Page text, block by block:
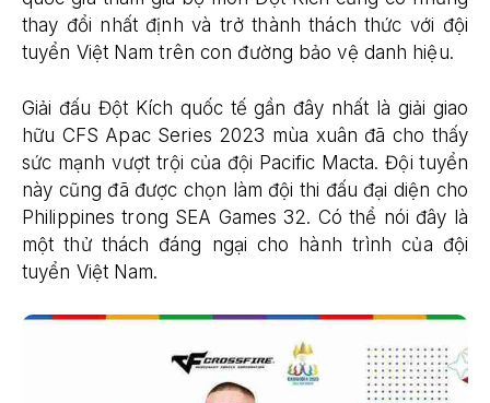
thay đổi nhất định và trở thành thách thức với đội
tuyển Việt Nam trên con đường bảo vệ danh hiệu.
Giải đấu Đột Kích quốc tế gần đây nhất là giải giao
hữu CFS Apac Series 2023 mùa xuân đã cho thấy
sức mạnh vượt trội của đội Pacific Macta. Đội tuyển
này cũng đã được chọn làm đội thi đấu đại diện cho
Philippines trong SEA Games 32. Có thể nói đây là
một thử thách đáng ngại cho hành trình của đội
tuyển Việt Nam.